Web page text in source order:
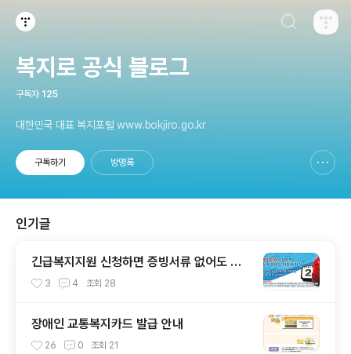
복지로 공식 블로그
구독자 125
대한민국 대표 복지포털 www.bokjiro.go.kr
구독하기 방명록
인기글
긴급복지지원 신청하면 증빙서류 없어도 이
틀내 지원
3 4 조회 28
장애인 교통복지카드 발급 안내
26 0 조회 21